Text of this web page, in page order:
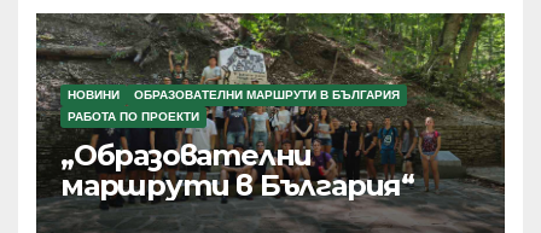
НОВИНИ
ОБРАЗОВАТЕЛНИ МАРШРУТИ В БЪЛГАРИЯ
РАБОТА ПО ПРОЕКТИ
„Образователни
маршрути в България“